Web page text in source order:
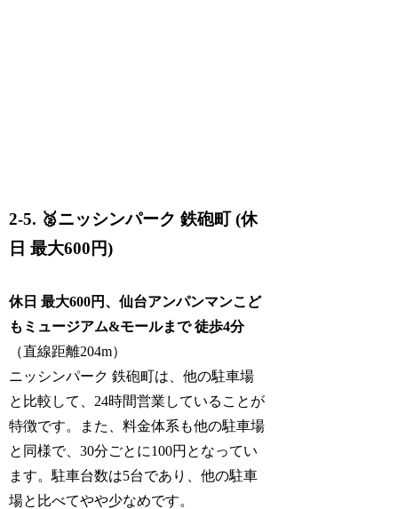
2-5. 🥈ニッシンパーク 鉄砲町 (休
日 最大600円)
休日 最大600円、仙台アンパンマンこど
もミュージアム&モールまで 徒歩4分
（直線距離204m）
ニッシンパーク 鉄砲町は、他の駐車場
と比較して、24時間営業していることが
特徴です。また、料金体系も他の駐車場
と同様で、30分ごとに100円となってい
ます。駐車台数は5台であり、他の駐車
場と比べてやや少なめです。